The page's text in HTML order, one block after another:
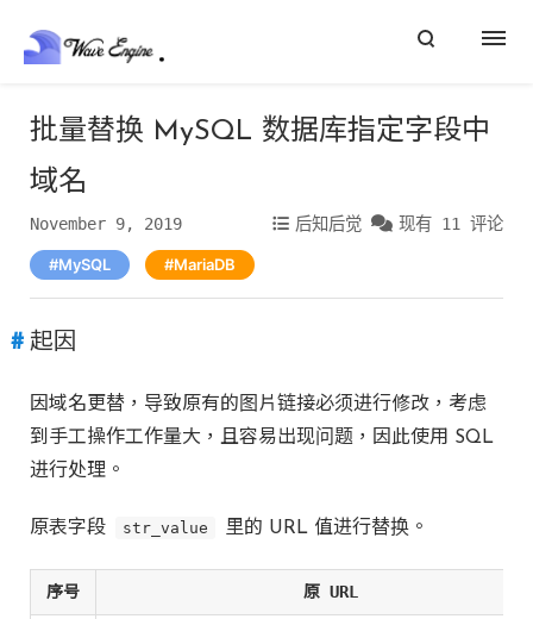
批量替换 MySQL 数据库指定字段中
域名
November 9, 2019 后知后觉 现有 11 评论
MySQL MariaDB
起因
因域名更替，导致原有的图片链接必须进行修改，考虑
到手工操作工作量大，且容易出现问题，因此使用 SQL
进行处理。
原表字段 str_value 里的 URL 值进行替换。
序号 原 URL